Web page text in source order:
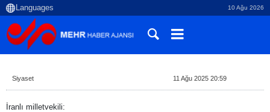
10 Ağu 2026
Siyaset 11 Ağu 2025 20:59
İranlı milletvekili: